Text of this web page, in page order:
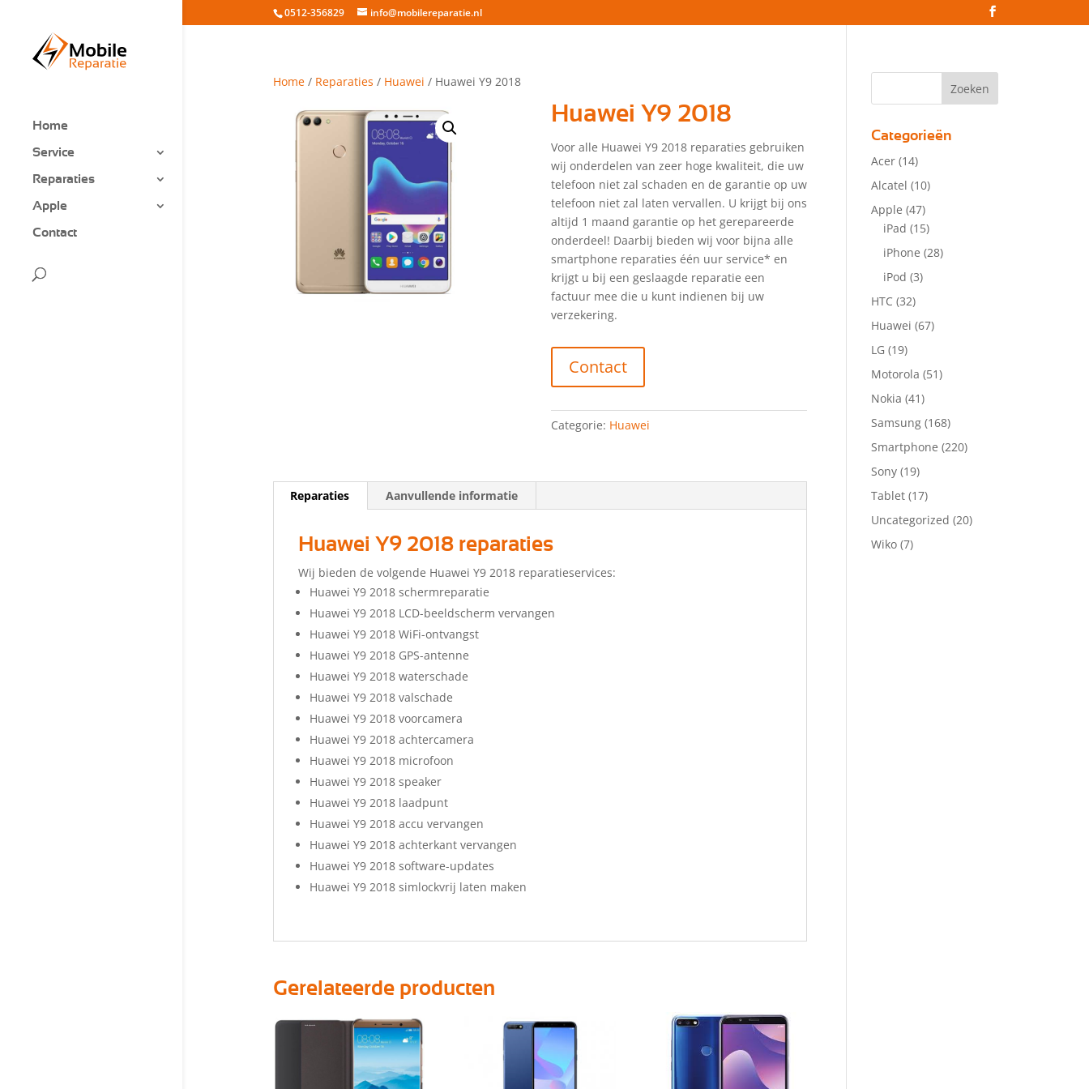
0512-356829 info@mobilereparatie.nl
Home
Service
Reparaties
Apple
Contact
Home/ Reparaties / Huawei / Huawei Y9 2018
Huawei Y9 2018
Voor alle Huawei Y9 2018 reparaties gebruiken
wij onderdelen van zeer hoge kwaliteit, die uw
telefoon niet zal schaden en de garantie op uw
telefoon niet zal laten vervallen. U krijgt bij ons
altijd 1 maand garantie op het gerepareerde
onderdeel! Daarbij bieden wij voor bijna alle
smartphone reparaties één uur service* en
krijgt u bij een geslaagde reparatie een
factuur mee die u kunt indienen bij uw
verzekering.
Contact
Categorie: Huawei
Reparaties Aanvullende informatie
Huawei Y9 2018 reparaties
Wij bieden de volgende Huawei Y9 2018 reparatieservices:
Huawei Y9 2018 schermreparatie
Huawei Y9 2018 LCD-beeldscherm vervangen
Huawei Y9 2018 WiFi-ontvangst
Huawei Y9 2018 GPS-antenne
Huawei Y9 2018 waterschade
Huawei Y9 2018 valschade
Huawei Y9 2018 voorcamera
Huawei Y9 2018 achtercamera
Huawei Y9 2018 microfoon
Huawei Y9 2018 speaker
Huawei Y9 2018 laadpunt
Huawei Y9 2018 accu vervangen
Huawei Y9 2018 achterkant vervangen
Huawei Y9 2018 software-updates
Huawei Y9 2018 simlockvrij laten maken
Gerelateerde producten
Categorieën
Acer (14)
Alcatel (10)
Apple (47)
iPad (15)
iPhone (28)
iPod (3)
HTC (32)
Huawei (67)
LG (19)
Motorola (51)
Nokia (41)
Samsung (168)
Smartphone (220)
Sony (19)
Tablet (17)
Uncategorized (20)
Wiko (7)